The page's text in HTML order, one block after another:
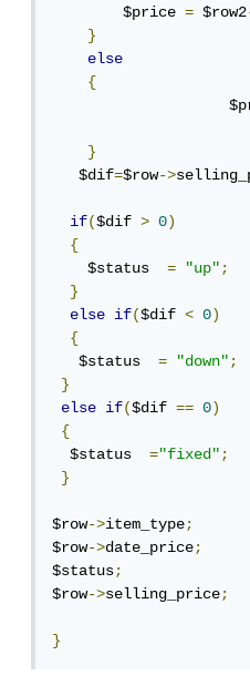
        $price
= $row2
}
else
{
}
   $dif
=$row->
if($dif > 0)
{
    $status
= "up";
}
else
if($dif < 0)
{
   $status
= "down";
}
else
if($dif == 0)
{
  $status
="fixed";
}
$row->item_type;
$row->date_price;
$status;
$row->selling_price;
}